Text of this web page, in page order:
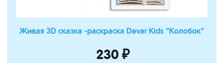
Живая 3D сказка -раскраска Devar Kids "Колобок"
230 ₽